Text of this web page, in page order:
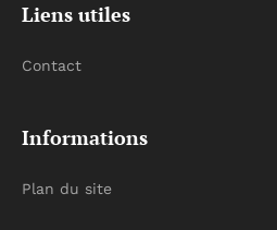
Liens utiles
Contact
Informations
Plan du site